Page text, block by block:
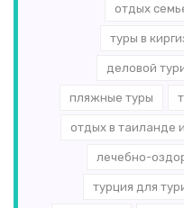
отдых
туры в
деловой
пляжные туры
отдых в таиланде
лечебно-
турция для